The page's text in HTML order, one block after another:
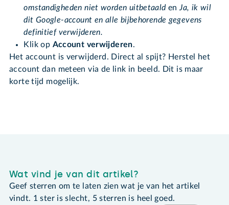
omstandigheden niet worden uitbetaald enJa, ik wil
dit Google-account en alle bijbehorende gegevens
definitief verwijderen.
Klik op Account verwijderen.
Het account is verwijderd. Direct al spijt? Herstel het
account dan meteen via de link in beeld. Dit is maar
korte tijd mogelijk.
Wat vind je van dit artikel?
Geef sterren om te laten zien wat je van het artikel
vindt. 1 ster is slecht, 5 sterren is heel goed.